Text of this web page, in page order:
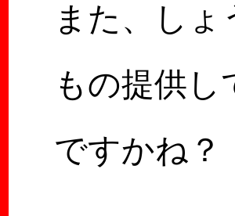
また、し
もの提供
ですかね？